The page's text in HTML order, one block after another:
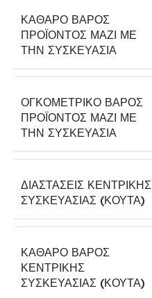
ΚΑΘΑΡΌ ΒΆΡΟΣ
ΠΡΟΪΌΝΤΟΣ ΜΑΖΊ ΜΕ
ΤΗΝ ΣΥΣΚΕΥΑΣΊΑ
ΟΓΚΟΜΕΤΡΙΚΌ ΒΆΡΟΣ
ΠΡΟΪΌΝΤΟΣ ΜΑΖΊ ΜΕ
ΤΗΝ ΣΥΣΚΕΥΑΣΊΑ
ΔΙΑΣΤΆΣΕΙΣ ΚΕΝΤΡΙΚΉΣ
ΣΥΣΚΕΥΑΣΊΑΣ (ΚΟΎΤΑ)
ΚΑΘΑΡΌ ΒΆΡΟΣ
ΚΕΝΤΡΙΚΉΣ
ΣΥΣΚΕΥΑΣΊΑΣ (ΚΟΎΤΑ)